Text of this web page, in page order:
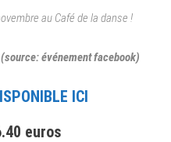
au Café de la danse !
(source: événement facebook)
ICI
euros